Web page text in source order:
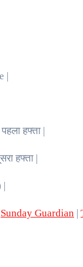
हफ्ता |
हफ्ता |
Sunday Guardian